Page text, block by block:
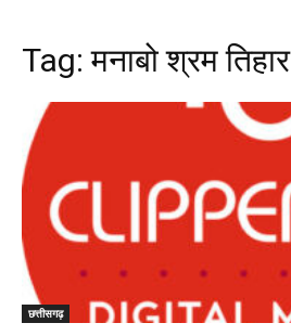
Tag:मनाबो श्रम तिहार
छत्तीसगढ़